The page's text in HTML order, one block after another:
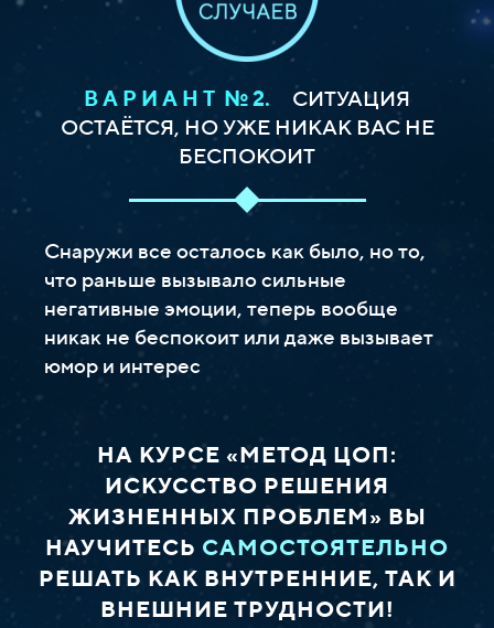
В А Р И А Н Т № 2.
СИТУАЦИЯ
ОСТАЁТСЯ, НО УЖЕ НИКАК ВАС НЕ
БЕСПОКОИТ
Снаружи все осталось как было, но то,
что раньше вызывало сильные
негативные эмоции, теперь вообще
никак не беспокоит или даже вызывает
юмор и интерес
НА КУРСЕ «МЕТОД ЦОП:
ИСКУССТВО РЕШЕНИЯ
ЖИЗНЕННЫХ ПРОБЛЕМ» ВЫ
НАУЧИТЕСЬ САМОСТОЯТЕЛЬНО
РЕШАТЬ КАК ВНУТРЕННИЕ, ТАК И
ВНЕШНИЕ ТРУДНОСТИ!